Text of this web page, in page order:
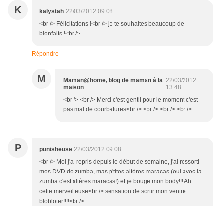
K kalystah 22/03/2012 09:08
<br /> Félicitations !<br /> je te souhaites beaucoup de
bienfaits !<br />
Répondre
M
Maman@home, blog de maman à la
maison
22/03/2012
13:48
<br /> <br /> Merci c'est gentil pour le moment c'est
pas mal de courbatures<br /> <br /> <br /> <br />
P punisheuse 22/03/2012 09:08
<br /> Moi j'ai repris depuis le début de semaine, j'ai ressorti
mes DVD de zumba, mas p'tites altères-maracas (oui avec la
zumba c'est altères maracas!) et je bouge mon body!!! Ah
cette merveilleuse<br /> sensation de sortir mon ventre
blobloter!!!!<br />